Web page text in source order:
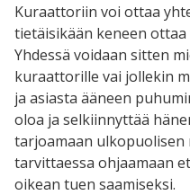
Kuraattoriin voi ottaa
tietäisikään keneen
Yhdessä voidaan sitten
kuraattorille vai jollekin
ja asiasta ääneen
oloa ja selkiinnyttää
tarjoamaan ulkopuolisen
tarvittaessa ohjaamaan
oikean tuen saamiseksi.